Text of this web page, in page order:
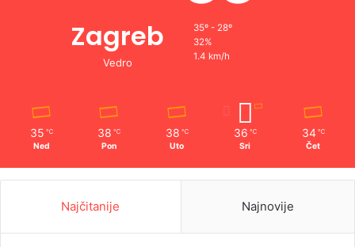
Zagreb
Vedro
35º - 28º
32%
1.4 km/h
35 ℃
Ned
38 ℃
Pon
38 ℃
Uto
36 ℃
Sri
34 ℃
Čet
Najčitanije Najnovije